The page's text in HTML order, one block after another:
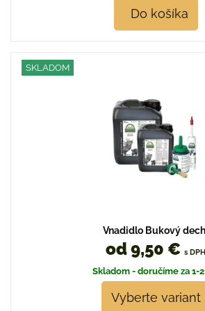
Do košíka
SKLADOM
Vnadidlo Bukový
od 9,50 € s DPH
Skladom - doručíme za 1-
Vyberte variant